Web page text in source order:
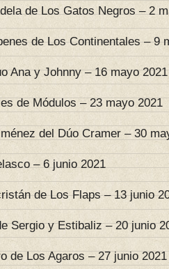
de Los Gatos Negros – 2
de Los Continentales – 9
Ana y Johnny – 16 mayo 2021
de Módulos – 23 mayo 2021
del Dúo Cramer – 30
– 6 junio 2021
de Los Flaps – 13 junio
Sergio y Estibaliz – 20 junio
de Los Agaros – 27 junio 2021